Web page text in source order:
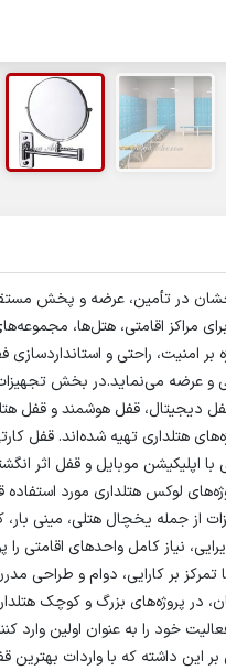
در تأمین، عرضه و پخش
مراکز اقامتی، هتل‌ها،
بر امنیت، راحتی و
و عرضه می‌نماید.در بخش
دیجیتال، قفل هوشمند و قفل
با اپلیکیشن موبایل و قفل اثر
لوکس هتلداری مورد استفاده
از جمله یخچال هتلی، مینی
نیاز کامل واحدهای
بر کارایی، دوام و طراحی
در پروژه‌های بزرگ و کوچک
این داشته که با واردات بهترین